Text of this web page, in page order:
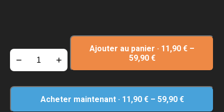
− +
Ajouter au panier · 11,90 € –
59,90 €
Acheter maintenant · 11,90 €– 59,90 €